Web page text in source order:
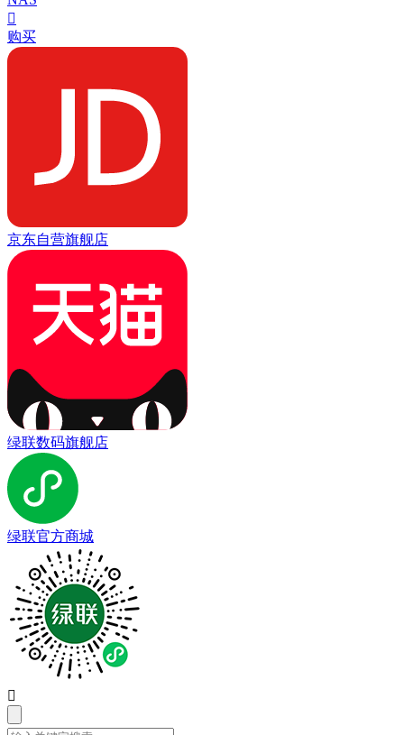

购买
京东自营旗舰店
绿联数码旗舰店
绿联官方商城
